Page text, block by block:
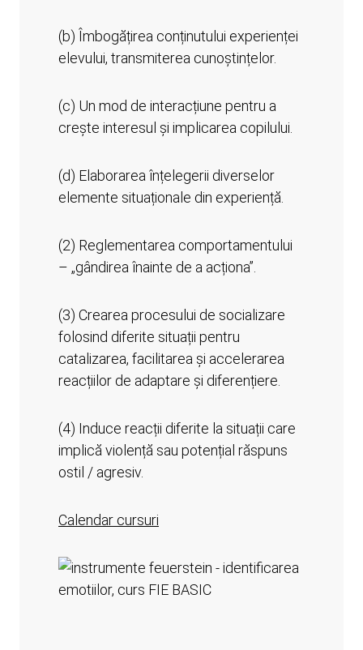
(b) Îmbogățirea conținutului experienței
elevului, transmiterea cunoștințelor.
(c) Un mod de interacțiune pentru a
crește interesul și implicarea copilului.
(d) Elaborarea înțelegerii diverselor
elemente situaționale din experiență.
(2) Reglementarea comportamentului
– „gândirea înainte de a acționa”.
(3) Crearea procesului de socializare
folosind diferite situații pentru
catalizarea, facilitarea și accelerarea
reacțiilor de adaptare și diferențiere.
(4) Induce reacții diferite la situații care
implică violență sau potențial răspuns
ostil / agresiv.
Calendar cursuri